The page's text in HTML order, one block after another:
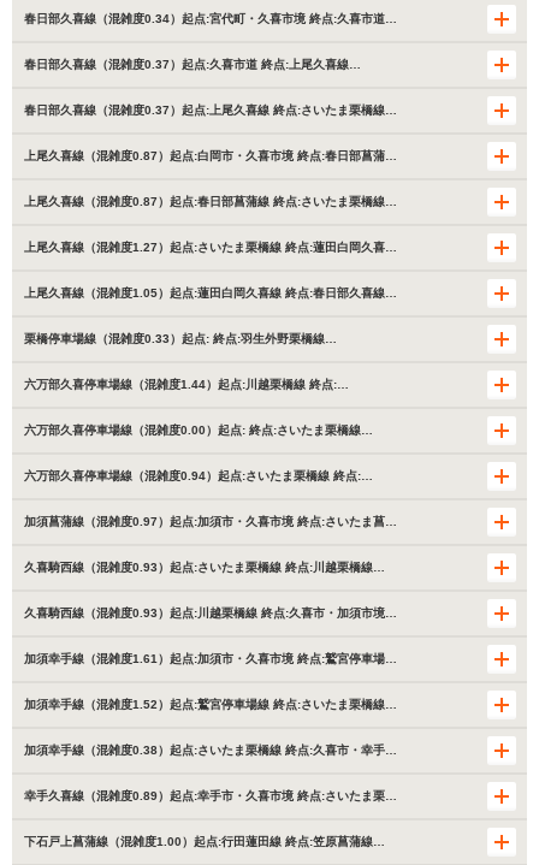
春日部久喜線（混雑度0.34）起点:宮代町・久喜市境 終点:久喜市道…
春日部久喜線（混雑度0.37）起点:久喜市道 終点:上尾久喜線…
春日部久喜線（混雑度0.37）起点:上尾久喜線 終点:さいたま栗橋線…
上尾久喜線（混雑度0.87）起点:白岡市・久喜市境 終点:春日部菖蒲…
上尾久喜線（混雑度0.87）起点:春日部菖蒲線 終点:さいたま栗橋線…
上尾久喜線（混雑度1.27）起点:さいたま栗橋線 終点:蓮田白岡久喜…
上尾久喜線（混雑度1.05）起点:蓮田白岡久喜線 終点:春日部久喜線…
栗橋停車場線（混雑度0.33）起点: 終点:羽生外野栗橋線…
六万部久喜停車場線（混雑度1.44）起点:川越栗橋線 終点:…
六万部久喜停車場線（混雑度0.00）起点: 終点:さいたま栗橋線…
六万部久喜停車場線（混雑度0.94）起点:さいたま栗橋線 終点:…
加須菖蒲線（混雑度0.97）起点:加須市・久喜市境 終点:さいたま菖…
久喜騎西線（混雑度0.93）起点:さいたま栗橋線 終点:川越栗橋線…
久喜騎西線（混雑度0.93）起点:川越栗橋線 終点:久喜市・加須市境…
加須幸手線（混雑度1.61）起点:加須市・久喜市境 終点:鷲宮停車場…
加須幸手線（混雑度1.52）起点:鷲宮停車場線 終点:さいたま栗橋線…
加須幸手線（混雑度0.38）起点:さいたま栗橋線 終点:久喜市・幸手…
幸手久喜線（混雑度0.89）起点:幸手市・久喜市境 終点:さいたま栗…
下石戸上菖蒲線（混雑度1.00）起点:行田蓮田線 終点:笠原菖蒲線…